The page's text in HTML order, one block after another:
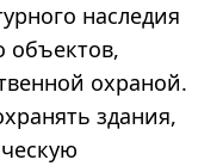
наследия
объектов,
охраной.
здания,